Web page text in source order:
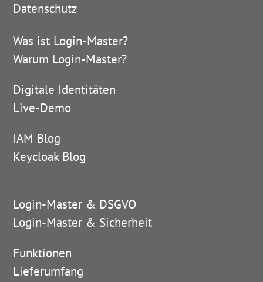
Datenschutz
Was ist Login-Master?
Warum Login-Master?
Digitale Identitäten
Live-Demo
IAM Blog
Keycloak Blog
Login-Master & DSGVO
Login-Master & Sicherheit
Funktionen
Lieferumfang